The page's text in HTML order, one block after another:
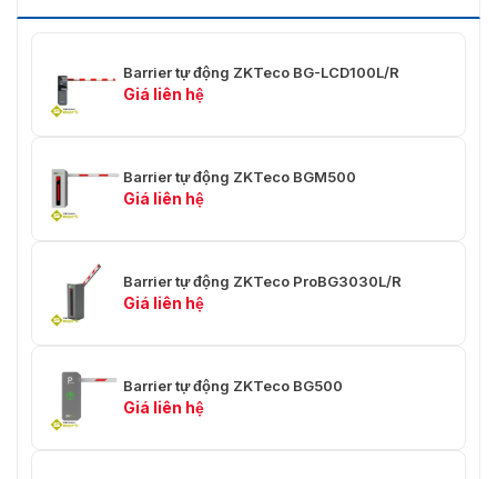
Barrier tự động ZKTeco BG-LCD100L/R
Giá liên hệ
Barrier tự động ZKTeco BGM500
Giá liên hệ
Barrier tự động ZKTeco ProBG3030L/R
Giá liên hệ
Barrier tự động ZKTeco BG500
Giá liên hệ